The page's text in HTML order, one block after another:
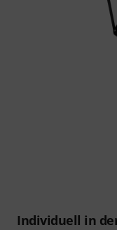
Individuell in